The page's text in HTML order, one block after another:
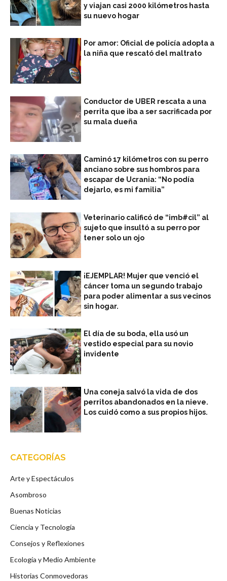
y viajan casi 2000 kilómetros hasta
su nuevo hogar
Por amor: Oficial de policía adopta a
la niña que rescató del maltrato
Conductor de UBER rescata a una
perrita que iba a ser sacrificada por
su mala dueña
Caminó 17 kilómetros con su perro
anciano sobre sus hombros para
escapar de Ucrania: “No podía
dejarlo, es mi familia”
Veterinario calificó de “imb#cil” al
sujeto que insultó a su perro por
tener solo un ojo
¡EJEMPLAR! Mujer que venció el
cáncer toma un segundo trabajo
para poder alimentar a sus vecinos
sin hogar.
El día de su boda, ella usó un
vestido especial para su novio
invidente
Una coneja salvó la vida de dos
perritos abandonados en la nieve.
Los cuidó como a sus propios hijos.
CATEGORÍAS
Arte y Espectáculos
Asombroso
Buenas Noticias
Ciencia y Tecnología
Consejos y Reflexiones
Ecología y Medio Ambiente
Historias Conmovedoras